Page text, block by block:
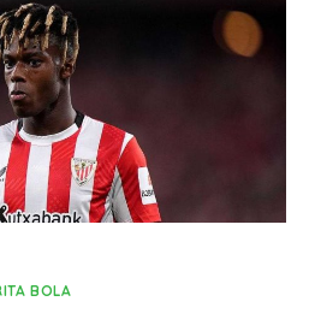
BOLA